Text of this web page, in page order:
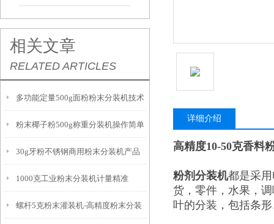
相关文章
RELATED ARTICLES
多功能定量500g面粉粉末分装机技术
参数
粉末椰子粉500g称重分装机操作简单
30g牙粉不锈钢商用粉末分装机产品
简介
1000克工业粉末分装机计量精准
螺杆5克粉末灌装机-高精度粉末分装
详细介绍
高精度10-50克香料
粉剂分装机都是采
货，零件，水果，
叶的分装，包括条